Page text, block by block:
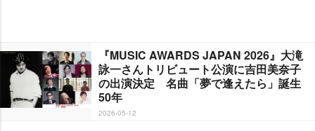
『MUSIC AWARDS JAPAN 2026』大滝
詠一さんトリビュート公演に吉田美奈子
の出演決定 名曲「夢で逢えたら」誕生
50年
2026-05-12